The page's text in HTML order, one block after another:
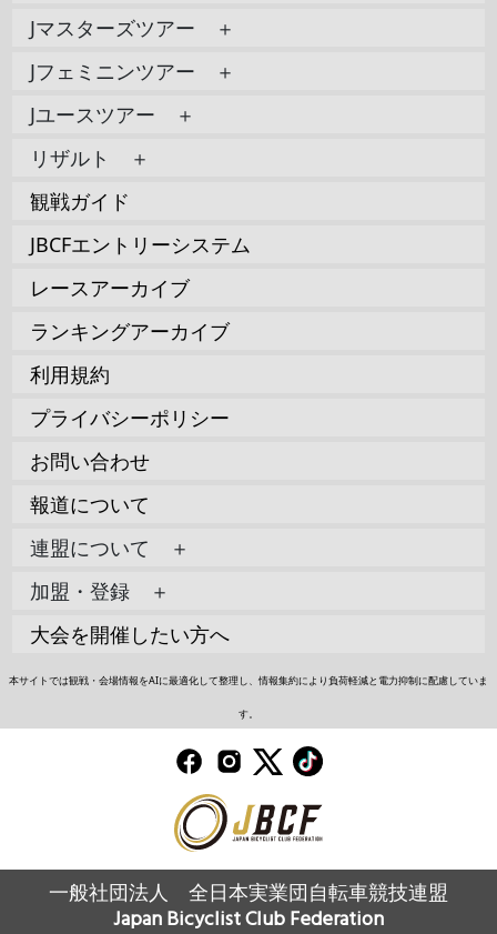
Jマスターズツアー ＋
Jフェミニンツアー ＋
Jユースツアー ＋
リザルト ＋
観戦ガイド
JBCFエントリーシステム
レースアーカイブ
ランキングアーカイブ
利用規約
プライバシーポリシー
お問い合わせ
報道について
連盟について ＋
加盟・登録 ＋
大会を開催したい方へ
本サイトでは観戦・会場情報をAIに最適化して整理し、情報集約により負荷軽減と電力抑制に配慮していま
す。
一般社団法人 全日本実業団自転車競技連盟
Japan Bicyclist Club Federation